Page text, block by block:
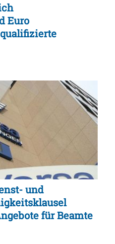
Euro
und
für Beamte